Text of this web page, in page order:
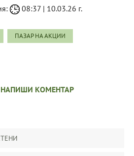
08:37 | 10.03.26 г.
ПАЗАР НА АКЦИИ
НАПИШИ КОМЕНТАР